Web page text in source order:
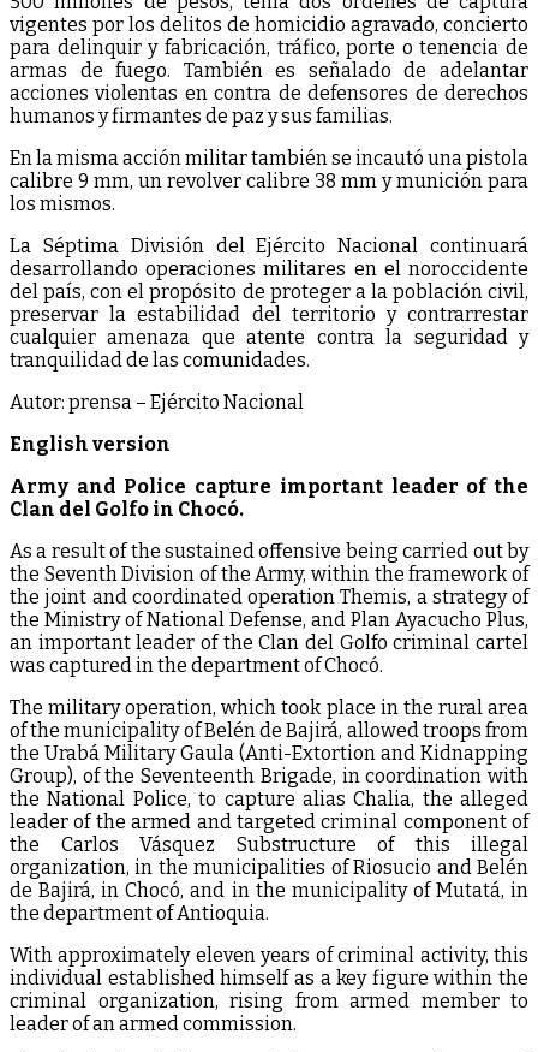
vigentes por los delitos de homicidio agravado, concierto
para delinquir y fabricación, tráfico, porte o tenencia de
armas de fuego. También es señalado de adelantar
acciones violentas en contra de defensores de derechos
humanos y firmantes de paz y sus familias.
En la misma acción militar también se incautó una pistola
calibre 9 mm, un revolver calibre 38 mm y munición para
los mismos.
La Séptima División del Ejército Nacional continuará
desarrollando operaciones militares en el noroccidente
del país, con el propósito de proteger a la población civil,
preservar la estabilidad del territorio y contrarrestar
cualquier amenaza que atente contra la seguridad y
tranquilidad de las comunidades.
Autor: prensa – Ejército Nacional
English version
Army and Police capture important leader of the
Clan del Golfo in Chocó.
As a result of the sustained offensive being carried out by
the Seventh Division of the Army, within the framework of
the joint and coordinated operation Themis, a strategy of
the Ministry of National Defense, and Plan Ayacucho Plus,
an important leader of the Clan del Golfo criminal cartel
was captured in the department of Chocó.
The military operation, which took place in the rural area
of ​​the municipality of Belén de Bajirá, allowed troops from
the Urabá Military Gaula (Anti-Extortion and Kidnapping
Group), of the Seventeenth Brigade, in coordination with
the National Police, to capture alias Chalia, the alleged
leader of the armed and targeted criminal component of
the Carlos Vásquez Substructure of this illegal
organization, in the municipalities of Riosucio and Belén
de Bajirá, in Chocó, and in the municipality of Mutatá, in
the department of Antioquia.
With approximately eleven years of criminal activity, this
individual established himself as a key figure within the
criminal organization, rising from armed member to
leader of an armed commission.